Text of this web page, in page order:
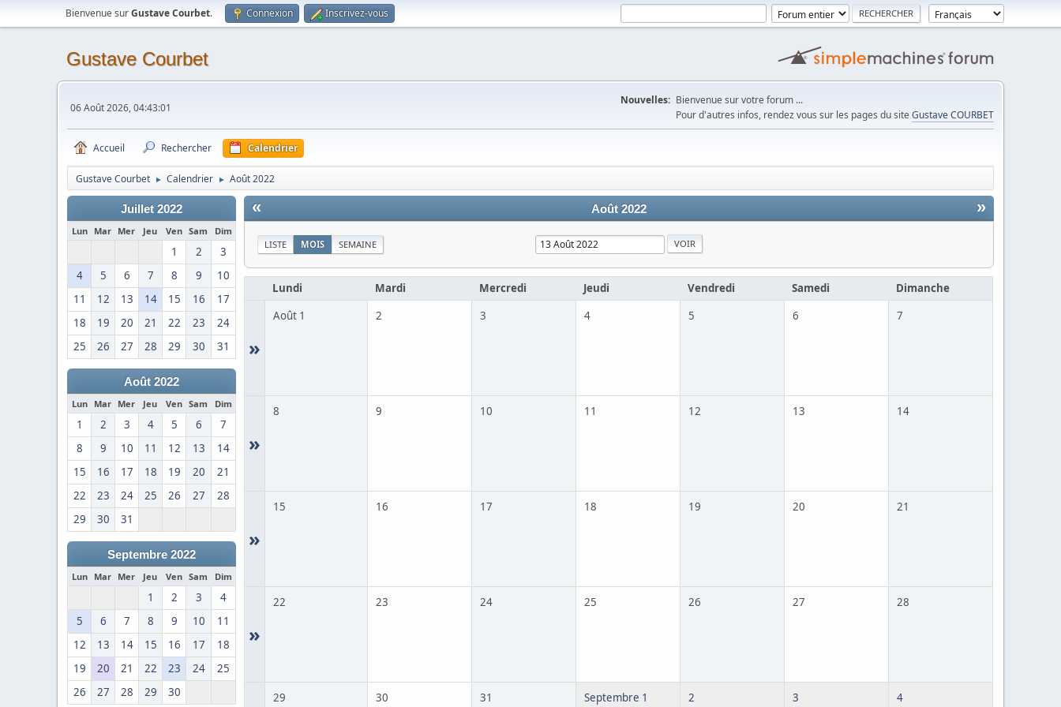
Bienvenue surGustave Courbet. Connexion Inscrivez-vous
Gustave Courbet
06 Août 2026, 04:43:01
Nouvelles: Bienvenue sur votre forum ...
Pour d'autres infos, rendez vous sur les pages du site Gustave COURBET
Accueil Rechercher Calendrier
Gustave Courbet ► Calendrier ► Août 2022
Juillet 2022
Lun Mar Mer Jeu Ven Sam Dim
1 2
3
4
5 6 7 8 9
10
11
12 13 14 15 16
17
18
19 20 21 22 23
24
25
26 27 28 29 30 31
Août 2022
Lun Mar Mer Jeu Ven Sam Dim
1 2 3 4 5 6
7
8
9 10 11 12 13
14
15
16 17 18 19 20
21
22
23 24 25 26 27
28
29
30 31
Septembre 2022
Lun Mar Mer Jeu Ven Sam Dim
1 2 3
4
5
6 7 8 9 10
11
12
13 14 15 16 17
18
19
20 21 22 23 24
25
26
27 28 29 30
« »
Août 2022
LISTE MOIS SEMAINE
Lundi Mardi Mercredi Jeudi Vendredi Samedi Dimanche
»
Août 1 2 3 4 5 6 7
»
8 9 10 11 12 13 14
»
15 16 17 18 19 20 21
»
22 23 24 25 26 27 28
29 30 31 Septembre 1 2 3 4